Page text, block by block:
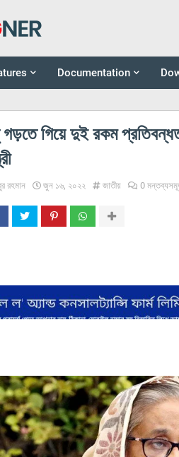
Documentation
গড়তে গিয়ে দুই রকম
রহমান জুন ১৬, ২০২২ জাতীয় 0